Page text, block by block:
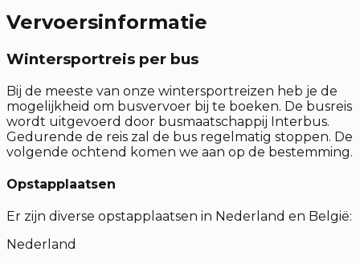
Vervoersinformatie
Wintersportreis per bus
Bij de meeste van onze wintersportreizen heb je de
mogelijkheid om busvervoer bij te boeken. De busreis
wordt uitgevoerd door busmaatschappij Interbus.
Gedurende de reis zal de bus regelmatig stoppen. De
volgende ochtend komen we aan op de bestemming.
Opstapplaatsen
Er zijn diverse opstapplaatsen in Nederland en België:
Nederland